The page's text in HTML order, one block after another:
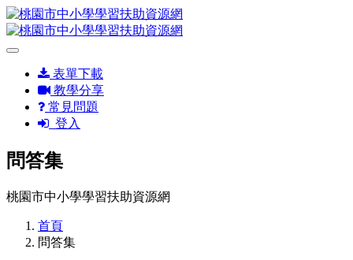
表單下載
教學分享
常見問題
登入
問答集
桃園市中小學學習扶助資源網
首頁
問答集